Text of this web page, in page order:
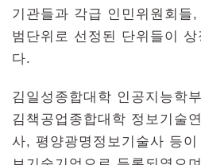
기관들과 각급 인민위원회들
범단위로 선정된 단위들이
다.
김일성종합대학 인공지능학
김책공업종합대학 정보기술
사, 평양광명정보기술사 등